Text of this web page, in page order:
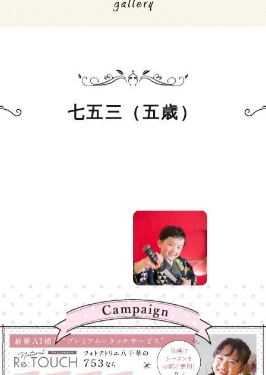
七五三（五歳）